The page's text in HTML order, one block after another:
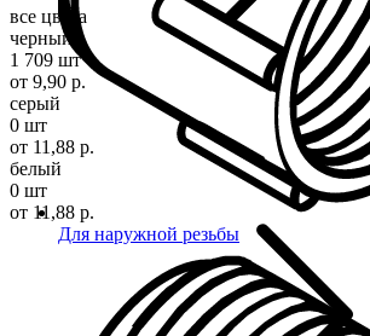
Для наружной резьбы
все цвета
черный
1 709 шт
от 9,90 р.
серый
0 шт
от 11,88 р.
белый
0 шт
от 11,88 р.